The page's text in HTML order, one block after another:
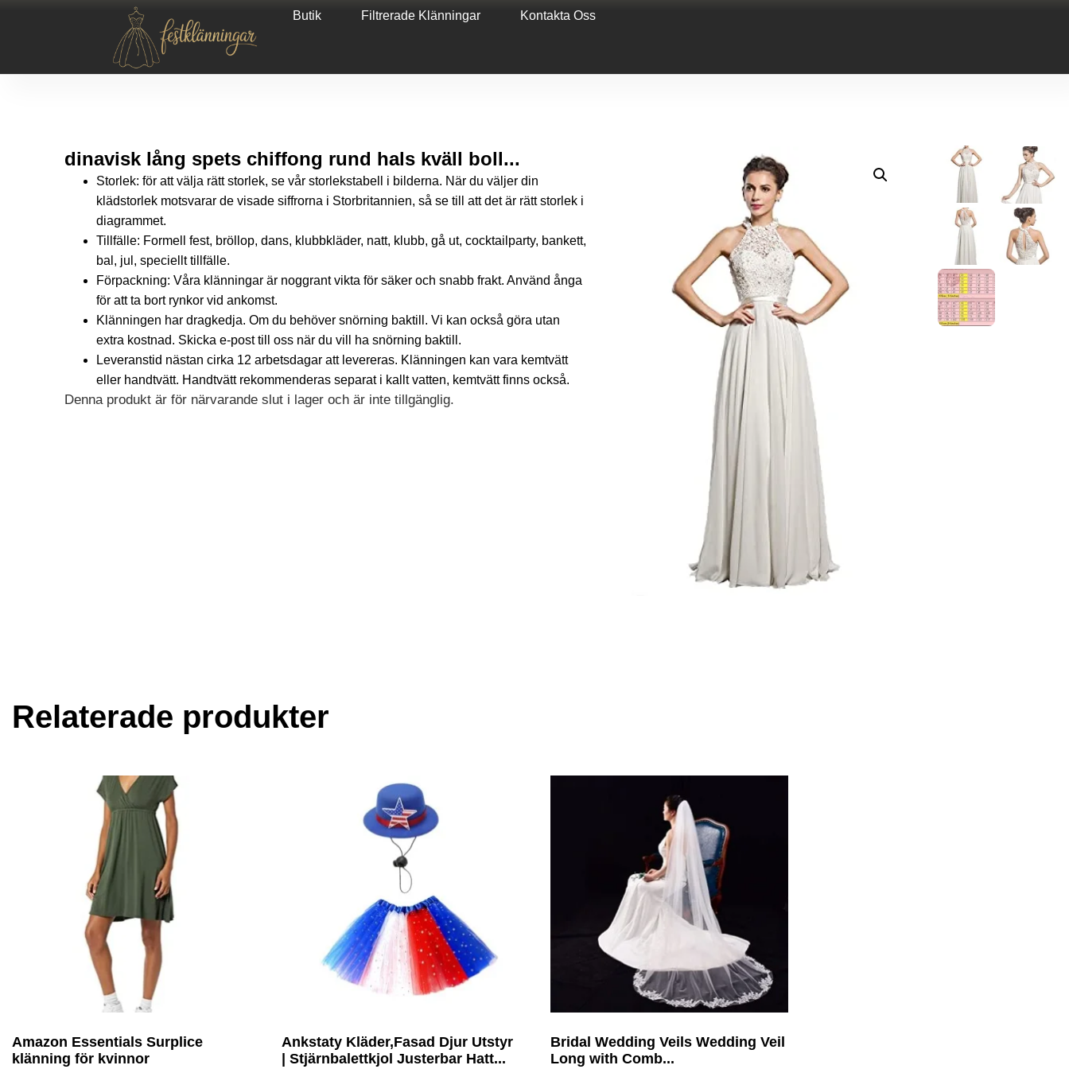
Butik Filtrerade Klänningar Kontakta Oss
dinavisk lång spets chiffong rund hals kväll boll...
Storlek: för att välja rätt storlek, se vår storlekstabell i bilderna. När du väljer din
klädstorlek motsvarar de visade siffrorna i Storbritannien, så se till att det är rätt storlek i
diagrammet.
Tillfälle: Formell fest, bröllop, dans, klubbkläder, natt, klubb, gå ut, cocktailparty, bankett,
bal, jul, speciellt tillfälle.
Förpackning: Våra klänningar är noggrant vikta för säker och snabb frakt. Använd ånga
för att ta bort rynkor vid ankomst.
Klänningen har dragkedja. Om du behöver snörning baktill. Vi kan också göra utan
extra kostnad. Skicka e-post till oss när du vill ha snörning baktill.
Leveranstid nästan cirka 12 arbetsdagar att levereras. Klänningen kan vara kemtvätt
eller handtvätt. Handtvätt rekommenderas separat i kallt vatten, kemtvätt finns också.
Denna produkt är för närvarande slut i lager och är inte tillgänglig.
Relaterade produkter
Amazon Essentials Surplice
klänning för kvinnor
Ankstaty Kläder,Fasad Djur Utstyr
| Stjärnbalettkjol Justerbar Hatt...
Bridal Wedding Veils Wedding Veil
Long with Comb...